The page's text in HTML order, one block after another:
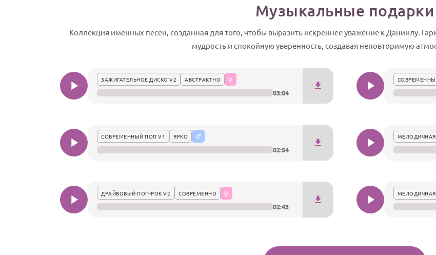
Музыкальные подарки
Коллекция именных песен, созданная для того, чтобы выразить искреннее уважение к Даниилу.
мудрость и спокойную уверенность, создавая неповторимую
ЗАЖИГАТЕЛЬНОЕ ДИСКО V2 АБСТРАКТНО
03:04
СОВРЕМЕННЫЙ ПОП V1 ЯРКО
02:54
МЕЛОДИЧНАЯ
ДРАЙВОВЫЙ ПОП-РОК V2 СОВРЕМЕННО
02:43